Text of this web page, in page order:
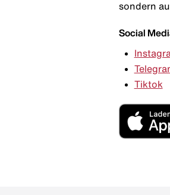
sondern
Social
Tiktok